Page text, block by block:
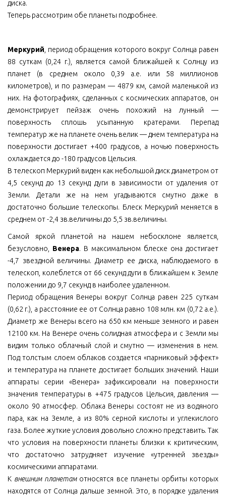
диска.
Теперь рассмотрим обе планеты подробнее.
Меркурий , период обращения которого вокруг Солнца равен
88 суткам (0,24 г.), является самой ближайшей к Солнцу из
планет (в среднем около 0,39 а.е. или 58 миллионов
километров), и по размерам — 4879 км, самой маленькой из
них. На фотографиях, сделанных с космических аппаратов, он
демонстрирует пейзаж очень похожий на лунный —
поверхность сплошь усыпанную кратерами. Перепад
температур же на планете очень велик — днем температура на
поверхности достигает +400 градусов, а ночью поверхность
охлаждается до -180 градусов Цельсия.
В телескоп Меркурий виден как небольшой диск диаметром от
4,5 секунд до 13 секунд дуги в зависимости от удаления от
Земли. Детали же на нем угадываются смутно даже в
достаточно большие телескопы. Блеск Меркурий меняется в
среднем от -2,4 зв.величины до 5,5 зв.величины.
Самой яркой планетой на нашем небосклоне является,
безусловно, Венера. В максимальном блеске она достигает
-4,7 звездной величины. Диаметр ее диска, наблюдаемого в
телескоп, колеблется от 66 секунд дуги в ближайшем к Земле
положении до 9,7 секунд в наиболее удаленном.
Период обращения Венеры вокруг Солнца равен 225 суткам
(0,62 г.), а расстояние ее от Солнца равно 108 млн. км (0,72 а.е.).
Диаметр же Венеры всего на 650 км меньше земного и равен
12100 км. На Венере очень солидная атмосфера и с Земли мы
видим только облачный слой и смутно — изменения в нем.
Под толстым слоем облаков создается «парниковый эффект»
и температура на планете достигает больших значений. Наши
аппараты серии «Венера» зафиксировали на поверхности
значения температуры в +475 градусов Цельсия, давления —
около 90 атмосфер. Облака Венеры состоят не из водяного
пара, как на Земле, а из 80% серной кислоты и углекислого
газа. Более жуткие условия довольно сложно представить. Так
что условия на поверхности планеты близки к критическим,
что достаточно затрудняет изучение «утренней звезды»
космическими аппаратами.
К внешним планетамотносятся все планеты орбиты которых
находятся от Солнца дальше земной. Это, в порядке удаления